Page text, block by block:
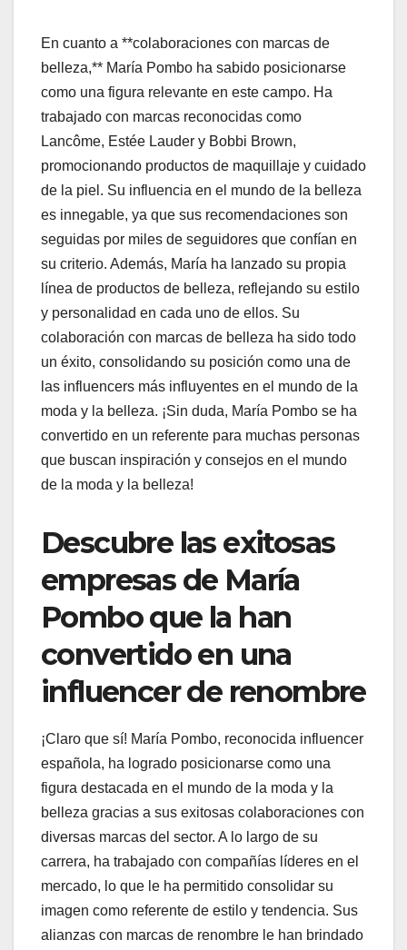
En cuanto a **colaboraciones con marcas de
belleza,** María Pombo ha sabido posicionarse
como una figura relevante en este campo. Ha
trabajado con marcas reconocidas como
Lancôme, Estée Lauder y Bobbi Brown,
promocionando productos de maquillaje y cuidado
de la piel. Su influencia en el mundo de la belleza
es innegable, ya que sus recomendaciones son
seguidas por miles de seguidores que confían en
su criterio. Además, María ha lanzado su propia
línea de productos de belleza, reflejando su estilo
y personalidad en cada uno de ellos. Su
colaboración con marcas de belleza ha sido todo
un éxito, consolidando su posición como una de
las influencers más influyentes en el mundo de la
moda y la belleza. ¡Sin duda, María Pombo se ha
convertido en un referente para muchas personas
que buscan inspiración y consejos en el mundo
de la moda y la belleza!
Descubre las exitosas
empresas de María
Pombo que la han
convertido en una
influencer de renombre
¡Claro que sí! María Pombo, reconocida influencer
española, ha logrado posicionarse como una
figura destacada en el mundo de la moda y la
belleza gracias a sus exitosas colaboraciones con
diversas marcas del sector. A lo largo de su
carrera, ha trabajado con compañías líderes en el
mercado, lo que le ha permitido consolidar su
imagen como referente de estilo y tendencia. Sus
alianzas con marcas de renombre le han brindado